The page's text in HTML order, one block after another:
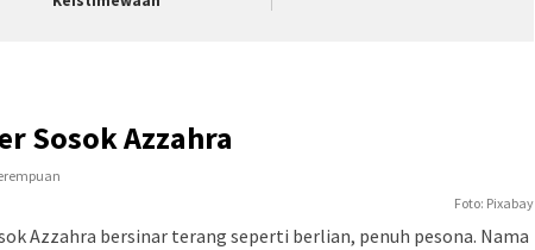
Sosok Azzahra
Foto: Pixabay
Azzahra bersinar terang seperti berlian, penuh pesona. Nama